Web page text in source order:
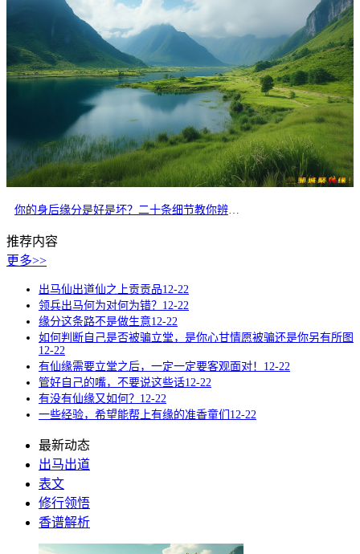
推荐内容
更多>>
出马仙出道仙之上贡贡品12-22
领兵出马何为对何为错？ 12-22
缘分这条路不是做生意12-22
如何判断自己是否被骗立堂，是你心甘情愿被骗还是你另有所图
12-22
有仙缘需要立堂之后，一定一定要客观面对！ 12-22
管好自己的嘴，不要说这些话12-22
有没有仙缘又如何？ 12-22
一些经验，希望能帮上有缘的准香童们 12-22
最新动态
出马出道
表文
修行领悟
香谱解析